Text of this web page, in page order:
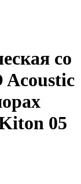
со
Acoustic
05